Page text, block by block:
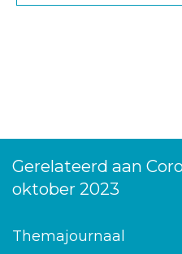
Gerelateerd aan
oktober 2023
Themajournaal